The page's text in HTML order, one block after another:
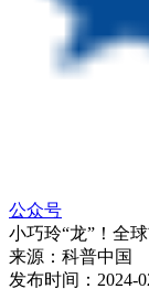
公众号
小巧玲“龙”！全
来源： 科普中国
发布时间： 2024-